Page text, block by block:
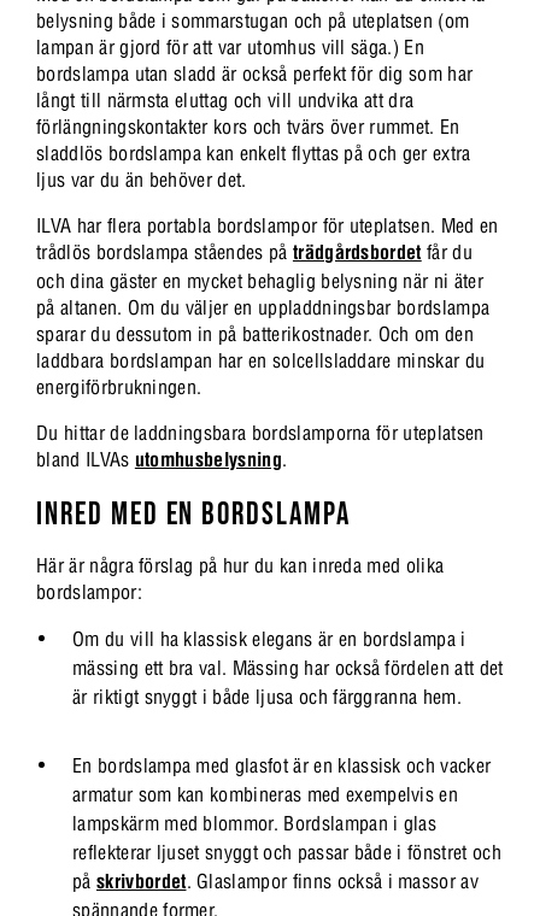
belysning både i sommarstugan och på uteplatsen (om
lampan är gjord för att var utomhus vill säga.) En
bordslampa utan sladd är också perfekt för dig som har
långt till närmsta eluttag och vill undvika att dra
förlängningskontakter kors och tvärs över rummet. En
sladdlös bordslampa kan enkelt flyttas på och ger extra
ljus var du än behöver det.
ILVA har flera portabla bordslampor för uteplatsen. Med en
trådlös bordslampa ståendes på trädgårdsbordet får du
och dina gäster en mycket behaglig belysning när ni äter
på altanen. Om du väljer en uppladdningsbar bordslampa
sparar du dessutom in på batterikostnader. Och om den
laddbara bordslampan har en solcellsladdare minskar du
energiförbrukningen.
Du hittar de laddningsbara bordslamporna för uteplatsen
bland ILVAs utomhusbelysning.
INRED MED EN BORDSLAMPA
Här är några förslag på hur du kan inreda med olika
bordslampor:
Om du vill ha klassisk elegans är en bordslampa i
mässing ett bra val. Mässing har också fördelen att det
är riktigt snyggt i både ljusa och färggranna hem.
En bordslampa med glasfot är en klassisk och vacker
armatur som kan kombineras med exempelvis en
lampskärm med blommor. Bordslampan i glas
reflekterar ljuset snyggt och passar både i fönstret och
på skrivbordet. Glaslampor finns också i massor av
spännande former.